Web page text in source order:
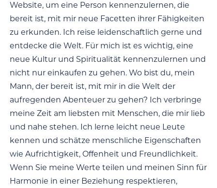
Website, um eine Person kennenzulernen, die
bereit ist, mit mir neue Facetten ihrer Fähigkeiten
zu erkunden. Ich reise leidenschaftlich gerne und
entdecke die Welt. Für mich ist es wichtig, eine
neue Kultur und Spiritualität kennenzulernen und
nicht nur einkaufen zu gehen. Wo bist du, mein
Mann, der bereit ist, mit mir in die Welt der
aufregenden Abenteuer zu gehen? Ich verbringe
meine Zeit am liebsten mit Menschen, die mir lieb
und nahe stehen. Ich lerne leicht neue Leute
kennen und schätze menschliche Eigenschaften
wie Aufrichtigkeit, Offenheit und Freundlichkeit.
Wenn Sie meine Werte teilen und meinen Sinn für
Harmonie in einer Beziehung respektieren,